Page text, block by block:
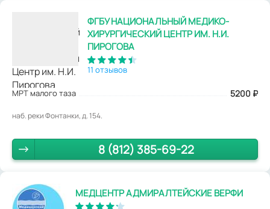
ФГБУ НАЦИОНАЛЬНЫЙ МЕДИКО-
ХИРУРГИЧЕСКИЙ ЦЕНТР ИМ. Н.И.
ПИРОГОВА
11 отзывов
МРТ малого таза 5200 ₽
наб. реки Фонтанки, д. 154.
8 (812) 385-69-22
МЕДЦЕНТР АДМИРАЛТЕЙСКИЕ ВЕРФИ